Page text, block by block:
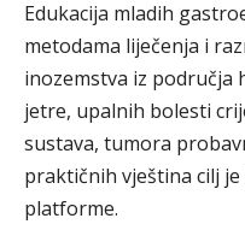
Edukacija mladih
metodama liječenja i
inozemstva iz područja
jetre, upalnih bolesti
sustava, tumora
praktičnih vještina cilj je
platforme.